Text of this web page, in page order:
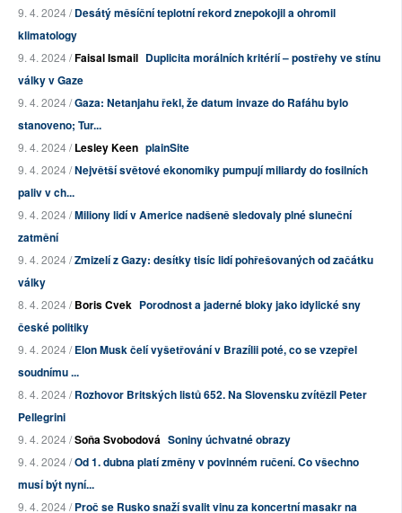
9. 4. 2024 /Desátý měsíční teplotní rekord znepokojil a ohromil
klimatology
9. 4. 2024 /Faisal Ismail Duplicita morálních kritérií – postřehy ve stínu
války v Gaze
9. 4. 2024 /Gaza: Netanjahu řekl, že datum invaze do Rafáhu bylo
stanoveno; Tur...
9. 4. 2024 /Lesley Keen plainSite
9. 4. 2024 /Největší světové ekonomiky pumpují miliardy do fosilních
paliv v ch...
9. 4. 2024 /Miliony lidí v Americe nadšeně sledovaly plné sluneční
zatmění
9. 4. 2024 /Zmizelí z Gazy: desítky tisíc lidí pohřešovaných od začátku
války
8. 4. 2024 /Boris Cvek Porodnost a jaderné bloky jako idylické sny
české politiky
9. 4. 2024 /Elon Musk čelí vyšetřování v Brazílii poté, co se vzepřel
soudnímu ...
8. 4. 2024 /Rozhovor Britských listů 652. Na Slovensku zvítězil Peter
Pellegrini
9. 4. 2024 /Soňa Svobodová Soniny úchvatné obrazy
9. 4. 2024 /Od 1. dubna platí změny v povinném ručení. Co všechno
musí být nyní...
9. 4. 2024 /Proč se Rusko snaží svalit vinu za koncertní masakr na